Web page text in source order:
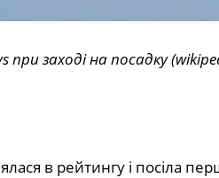
при заході на посадку
в рейтингу і посіла